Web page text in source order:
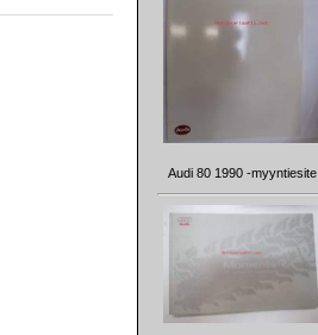
Audi 80 1990 -myyntiesite